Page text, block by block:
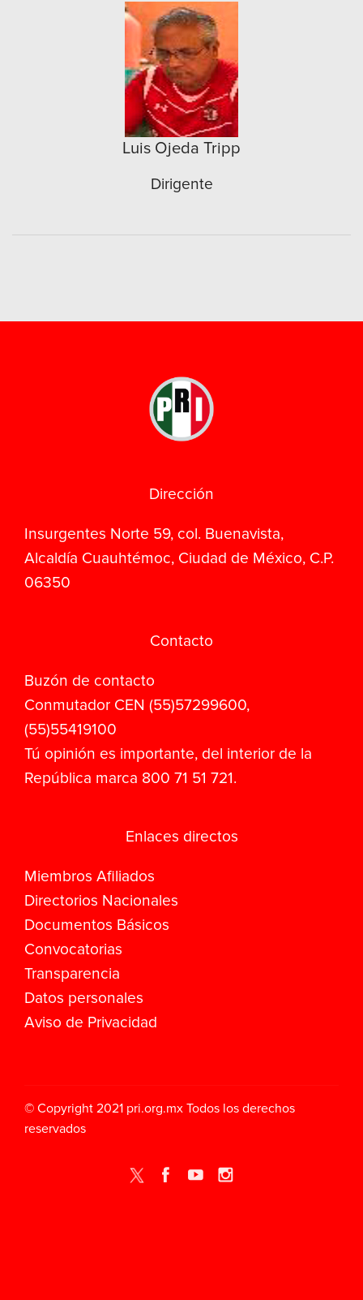
Luis Ojeda Tripp
Dirigente
Dirección
Insurgentes Norte 59, col. Buenavista,
Alcaldía Cuauhtémoc, Ciudad de México, C.P.
06350
Contacto
Buzón de contacto
Conmutador CEN (55)57299600,
(55)55419100
Tú opinión es importante, del interior de la
República marca 800 71 51 721.
Enlaces directos
Miembros Afiliados
Directorios Nacionales
Documentos Básicos
Convocatorias
Transparencia
Datos personales
Aviso de Privacidad
© Copyright 2021 pri.org.mx Todos los derechos
reservados